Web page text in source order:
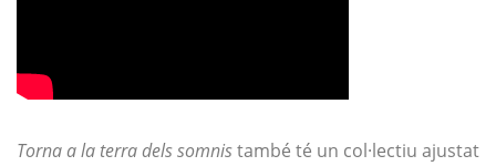
Torna a la terra dels somnistambé té un col·lectiu ajustat